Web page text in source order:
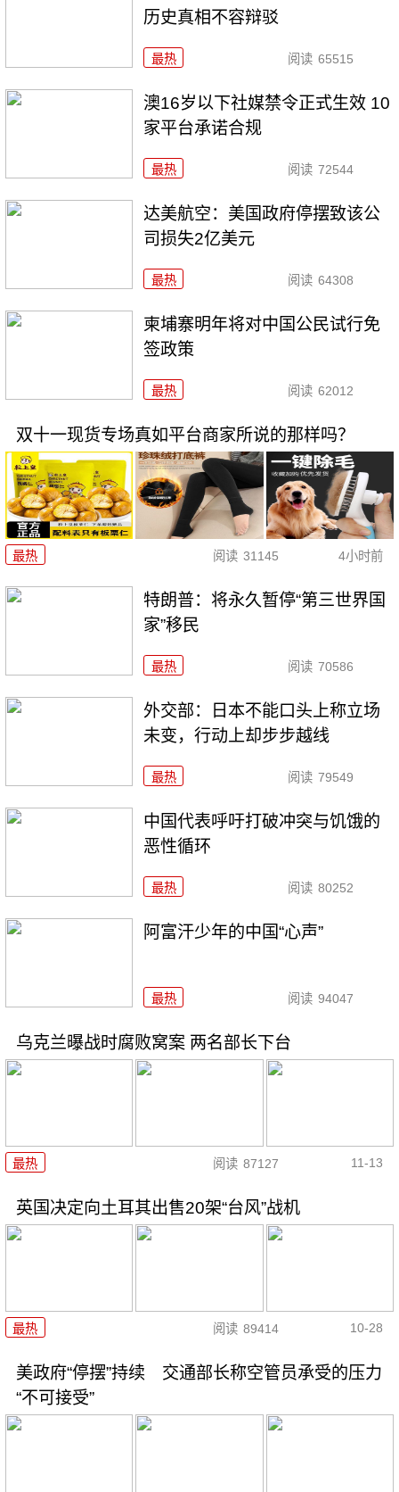
历史真相不容辩驳
最热 阅读 65515
澳16岁以下社媒禁令正式生效 10
家平台承诺合规
最热 阅读 72544
达美航空：美国政府停摆致该公
司损失2亿美元
最热 阅读 64308
柬埔寨明年将对中国公民试行免
签政策
最热 阅读 62012
双十一现货专场真如平台商家所说的那样吗？
最热 阅读 31145 4小时前
特朗普：将永久暂停“第三世界国
家”移民
最热 阅读 70586
外交部：日本不能口头上称立场
未变，行动上却步步越线
最热 阅读 79549
中国代表呼吁打破冲突与饥饿的
恶性循环
最热 阅读 80252
阿富汗少年的中国“心声”
最热 阅读 94047
乌克兰曝战时腐败窝案 两名部长下台
最热 阅读 87127 11-13
英国决定向土耳其出售20架“台风”战机
最热 阅读 89414 10-28
美政府“停摆”持续 交通部长称空管员承受的压力
“不可接受”